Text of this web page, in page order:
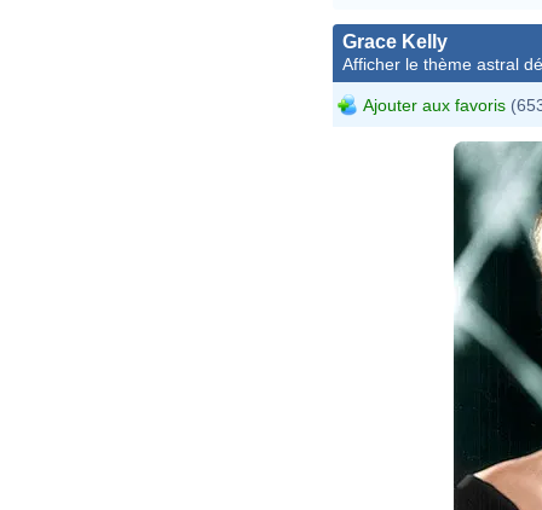
Grace Kelly
Afficher le thème astral
Ajouter aux favoris